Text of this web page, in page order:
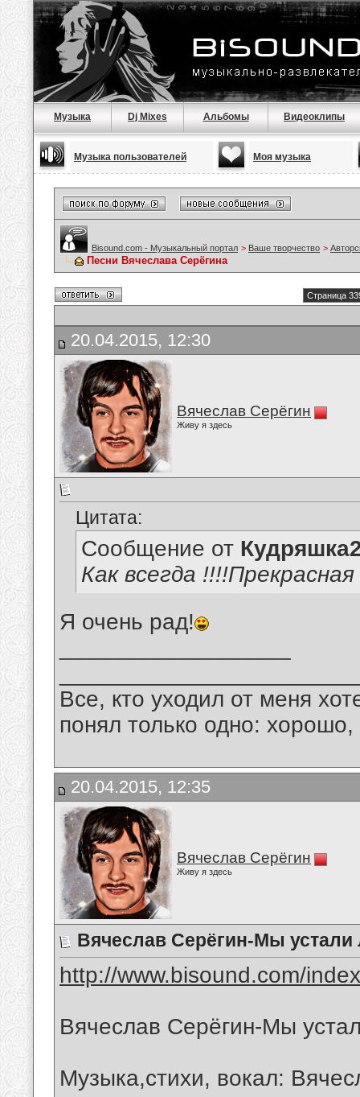
Музыка Dj Mixes Альбомы Видеоклипы
Музыка пользователей Моя музыка
Bisound.com - Музыкальный портал > Ваше творчество >
Песни Вячеслава Серёгина
Страница
20.04.2015, 12:30
Вячеслав Серёгин
Живу я здесь
Цитата:
Сообщение от
Как всегда
Я очень рад!
Все, кто уходил от меня
понял только одно:
20.04.2015, 12:35
Вячеслав Серёгин
Живу я здесь
Вячеслав Серёгин-Мы устали
http://www.bisound.com/
Вячеслав Серёгин-Мы
Музыка,стихи, вокал: